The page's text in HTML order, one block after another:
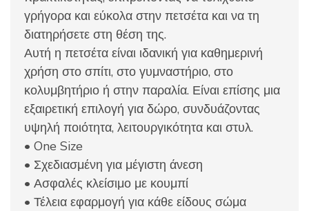
γρήγορα και εύκολα στην πετσέτα και να τη
διατηρήσετε στη θέση της.
Αυτή η πετσέτα είναι ιδανική για καθημερινή
χρήση στο σπίτι, στο γυμναστήριο, στο
κολυμβητήριο ή στην παραλία. Είναι επίσης μια
εξαιρετική επιλογή για δώρο, συνδυάζοντας
υψηλή ποιότητα, λειτουργικότητα και στυλ.
• One Size
• Σχεδιασμένη για μέγιστη άνεση
• Ασφαλές κλείσιμο με κουμπί
• Τέλεια εφαρμογή για κάθε είδους σώμα